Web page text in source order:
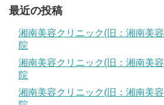
最近の投稿
湘南美容クリニック(旧：湘南美
院
湘南美容クリニック(旧：湘南美
院
湘南美容クリニック(旧：湘南美